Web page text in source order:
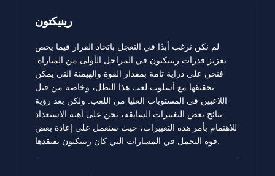
رينيكتون
لم نكن نرغب أبدًا في التعجل باتخاذ القرار فيما يخص
تعزيز قدرات رينيكتون في المراحل الأولى من المباراة.
فنحن على دراية تامة بمقدار القوة والهيمنة التي يمكن
تحقيقها مع أسلوب لعب هذا البطل، وخاصة من قبل
اللاعبين في المستويات العليا من اللعب. ولكن بعد رؤية
نتائج بعض التغييرات السابقة، نحن على أهبة الاستعداد
للاهتمام بأمر هذه التغييرات، حيث سنعمل على إعادة بعض